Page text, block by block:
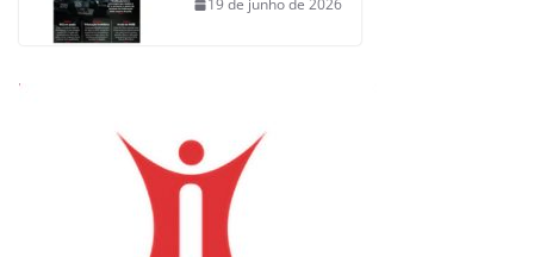
19 de junho de 2026